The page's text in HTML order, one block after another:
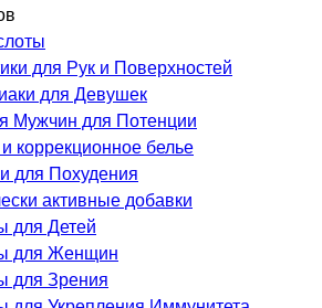
для Рук и Поверхностей
для Девушек
Мужчин для Потенции
коррекционное белье
для Похудения
активные добавки
для Детей
для Женщин
для Зрения